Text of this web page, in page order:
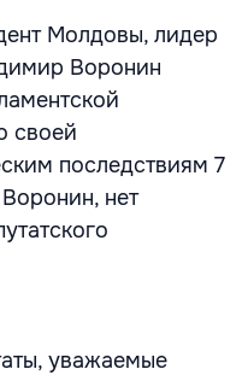
Молдовы, лидер
Воронин
своей
последствиям 7
нет
уважаемые